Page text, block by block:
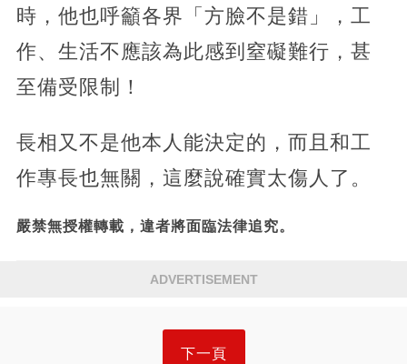
時，他也呼籲各界「方臉不是錯」，工
作、生活不應該為此感到窒礙難行，甚
至備受限制！
長相又不是他本人能決定的，而且和工
作專長也無關，這麼說確實太傷人了。
嚴禁無授權轉載，違者將面臨法律追究。
ADVERTISEMENT
下一頁